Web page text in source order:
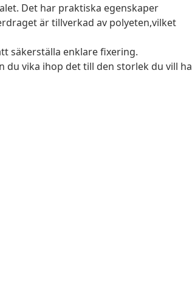
Det har praktiska egenskaper
är tillverkad av polyeten,vilket
säkerställa enklare fixering.
du vika ihop det till den storlek du vill ha